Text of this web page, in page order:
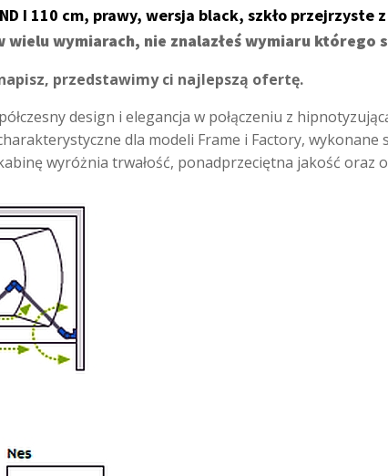
I 110 cm, prawy, wersja black, szkło przejrzyste
wielu wymiarach, nie znalazłeś wymiaru którego
przedstawimy ci najlepszą ofertę.
design i elegancja w połączeniu z
dla modeli Frame i Factory,
wyróżnia trwałość, ponadprzeciętna jakość oraz